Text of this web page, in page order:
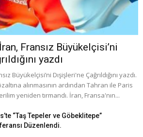
Fransız Büyükelçisi’ni
yazdı
Büyükelçisi’ni Dışişleri'ne Çağrıldığını yazdı.
alınmasının ardından Tahran ile Paris
yeniden tırmandı. İran, Fransa'nın...
“Taş Tepeler ve Göbeklitepe”
Düzenlendi.